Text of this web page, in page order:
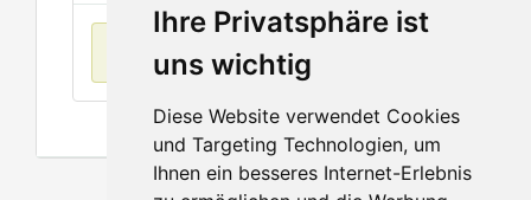
Ihre Privatsphäre ist
uns wichtig
Diese Website verwendet Cookies
und Targeting Technologien, um
Ihnen ein besseres Internet-Erlebnis